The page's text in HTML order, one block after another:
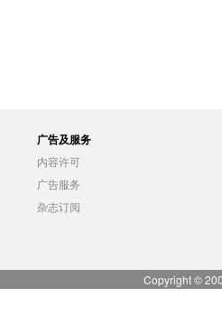
广告及服务
内容许可
广告服务
杂志订阅
Copyright ©